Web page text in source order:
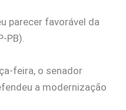
parecer favorável da
PB).
feira, o senador
a modernização